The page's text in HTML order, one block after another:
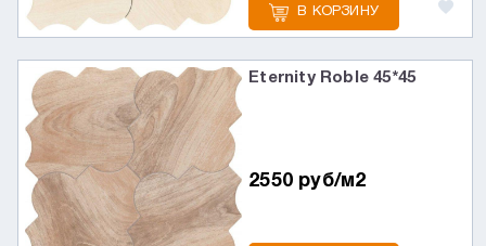
В КОРЗИНУ
Eternity Roble 45*45
2550 руб/м2